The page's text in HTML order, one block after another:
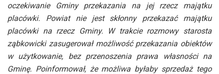
oczekiwanie Gminy przekazania na jej rzecz majątku
placówki. Powiat nie jest skłonny przekazać majątku
placówki na rzecz Gminy. W trakcie rozmowy starosta
ząbkowicki zasugerował możliwość przekazania obiektów
w użytkowanie, bez przenoszenia prawa własności na
Gminę. Poinformował, że możliwa byłaby sprzedaż tego